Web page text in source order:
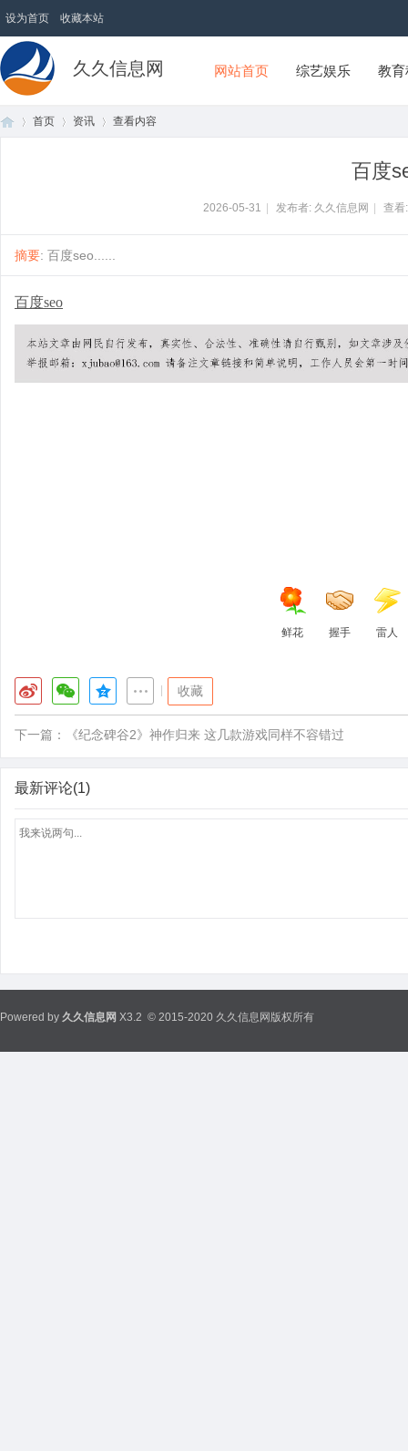
设为首页 收藏本站
久久信息网 网站首页 综艺娱乐 教
首页 资讯 查看内容
百度
2026-05-31 发布者: 久久信息网 查
摘要: 百度seo......
百度seo
鲜花 握手 雷人
收藏
下一篇： 《纪念碑谷2》神作归来 这几款游戏同样不容错过
最新评论(1)
Powered by 久久信息网 X3.2 © 2015-2020 久久信息网版权所有